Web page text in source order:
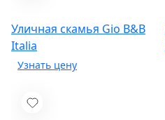
Уличная скамья Gio B&B
Italia